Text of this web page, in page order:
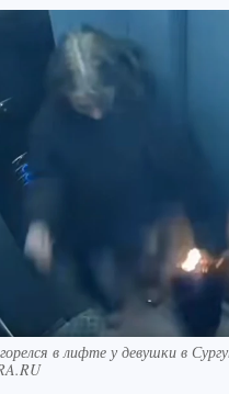
в лифте у девушки в